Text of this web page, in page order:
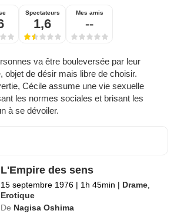
Spectateurs
1,6
Mes amis
--
va être bouleversée par leur
objet de désir mais libre de choisir.
Cécile assume une vie sexuelle
les normes sociales et brisant les
à se dévoiler.
L'Empire des sens
15 septembre 1976 | 1h 45min | Drame
Erotique
De Nagisa Oshima